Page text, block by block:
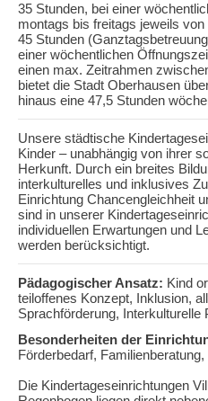
35 Stunden, bei einer
montags bis freitags jeweils von
45 Stunden
einer wöchentlichen
einen max. Zeitrahmen
bietet die Stadt Oberhausen
hinaus eine 47,5 Stunden
Unsere städtische
Kinder – unabhängig von ihrer
Herkunft. Durch ein breites
interkulturelles und inklusives
Einrichtung Chancengleichheit
sind in unserer
individuellen Erwartungen und
werden berücksichtigt.
Pädagogischer Ansatz: Kind
teiloffenes Konzept, Inklusion,
Sprachförderung, Interkulturelle
Besonderheiten der
Förderbedarf,
Die Kindertageseinrichtungen